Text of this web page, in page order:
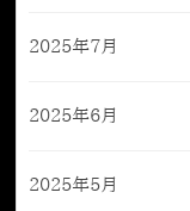
2025年7月
2025年6月
2025年5月